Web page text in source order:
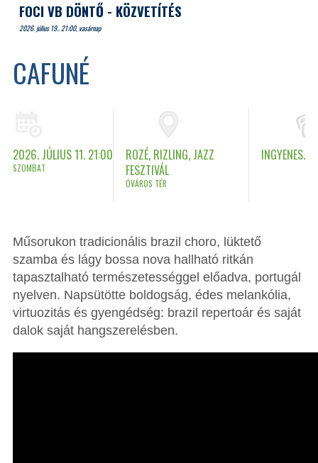
CAFUNÉ
2026. JÚLIUS 11. 21:00
SZOMBAT
ROZÉ, RIZLING, JAZZ
FESZTIVÁL
ÓVÁROS TÉR
INGYENES.
Műsorukon tradicionális brazil choro, lüktető
szamba és lágy bossa nova hallható ritkán
tapasztalható természetességgel előadva, portugál
nyelven. Napsütötte boldogság, édes melankólia,
virtuozitás és gyengédség: brazil repertoár és saját
dalok saját hangszerelésben.
FOCI VB DÖNTŐ - KÖZVETÍTÉS
2026. július 19.. 21:00, vasárnap